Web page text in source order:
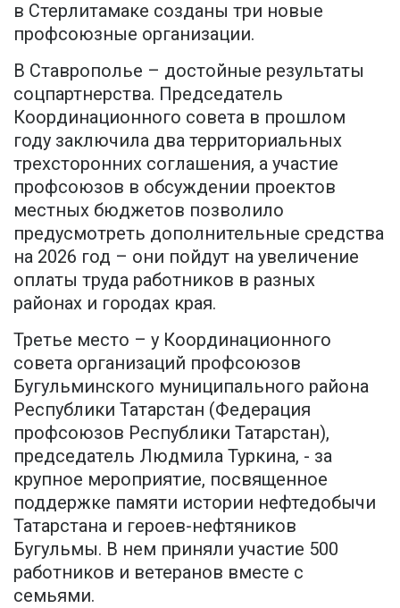
в Стерлитамаке созданы три новые
профсоюзные организации.
В Ставрополье – достойные результаты
соцпартнерства. Председатель
Координационного совета в прошлом
году заключила два территориальных
трехсторонних соглашения, а участие
профсоюзов в обсуждении проектов
местных бюджетов позволило
предусмотреть дополнительные средства
на 2026 год – они пойдут на увеличение
оплаты труда работников в разных
районах и городах края.
Третье место – у Координационного
совета организаций профсоюзов
Бугульминского муниципального района
Республики Татарстан (Федерация
профсоюзов Республики Татарстан),
председатель Людмила Туркина, - за
крупное мероприятие, посвященное
поддержке памяти истории нефтедобычи
Татарстана и героев-нефтяников
Бугульмы. В нем приняли участие 500
работников и ветеранов вместе с
семьями.